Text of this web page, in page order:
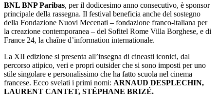
BNL BNP Paribas, per il dodicesimo anno consecutivo, è sponsor
principale della rassegna. Il festival beneficia anche del sostegno
della Fondazione Nuovi Mecenati – fondazione franco-italiana per
la creazione contemporanea – del Sofitel Rome Villa Borghese, e di
France 24, la chaîne d’information internationale.
La XII edizione si presenta all’insegna di cineasti iconici, dal
percorso atipico, veri e propri outsider che si sono imposti per uno
stile singolare e personalissimo che ha fatto scuola nel cinema
francese. Ecco svelati i primi nomi: ARNAUD DESPLECHIN,
LAURENT CANTET, STÉPHANE BRIZÉ.